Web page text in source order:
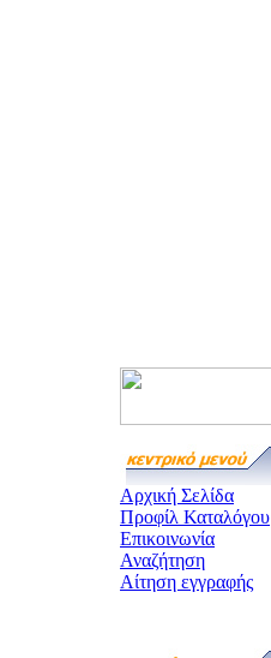
Αρχική Σελίδα
Προφίλ Καταλόγου
Επικοινωνία
Αναζήτηση
Αίτηση εγγραφής